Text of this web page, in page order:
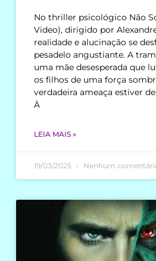
No thriller psicológico Não
Video), dirigido por
realidade e alucinação se
pesadelo angustiante. A
uma mãe desesperada que
os filhos de uma força
verdadeira ameaça estiver
À
LEIA MAIS »
19/03/2025 Nenhum